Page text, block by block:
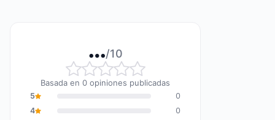
…/10
Calificación global: … de 10
Basada en 0 opiniones publicadas
5
0
4
0